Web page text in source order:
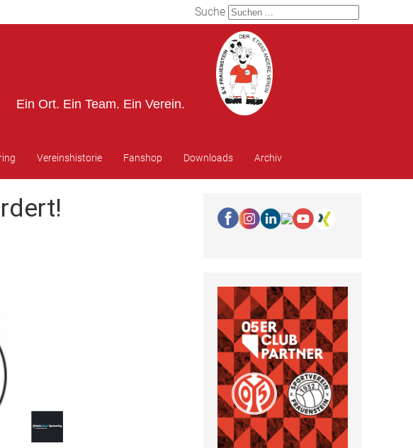
Suche
Ein Ort. Ein Team. Ein Verein.
Vereinshistorie Fanshop Downloads Archiv